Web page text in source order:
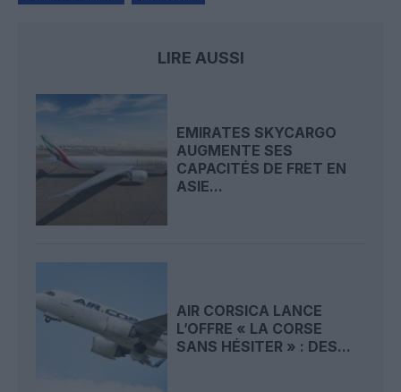
LIRE AUSSI
EMIRATES SKYCARGO
AUGMENTE SES
CAPACITÉS DE FRET EN
ASIE...
AIR CORSICA LANCE
L’OFFRE « LA CORSE
SANS HÉSITER » : DES...